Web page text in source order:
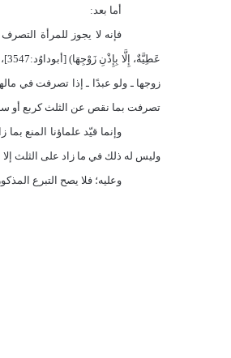
أما بعد:
فإنه لا يجوز للمرأة
زوجها ـ ولو عبدًا ـ إذا تصرفت في
تصرفت بما نقص عن الثلث كربع أو سدس
وإنما قيّد علماؤنا المنع
وليس له ذلك في ما زاد على الثلث
وعليه؛ فلا يصح التبرع